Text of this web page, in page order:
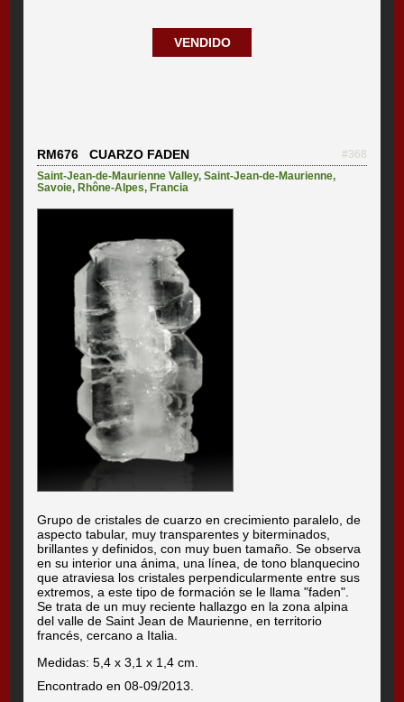
VENDIDO
RM676 CUARZO FADEN
#368
Saint-Jean-de-Maurienne Valley,Saint-Jean-de-Maurienne,
Savoie, Rhône-Alpes, Francia
Grupo de cristales de cuarzo en crecimiento paralelo, de
aspecto tabular, muy transparentes y biterminados,
brillantes y definidos, con muy buen tamaño. Se observa
en su interior una ánima, una línea, de tono blanquecino
que atraviesa los cristales perpendicularmente entre sus
extremos, a este tipo de formación se le llama "faden".
Se trata de un muy reciente hallazgo en la zona alpina
del valle de Saint Jean de Maurienne, en territorio
francés, cercano a Italia.
Medidas: 5,4 x 3,1 x 1,4 cm.
Encontrado en 08-09/2013.